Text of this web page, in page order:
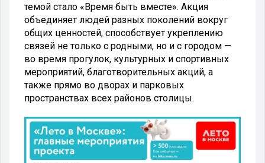
темой стало «Время быть вместе». Акция
объединяет людей разных поколений вокруг
общих ценностей, способствует укреплению
связей не только с родными, но и с городом —
во время прогулок, культурных и спортивных
мероприятий, благотворительных акций, а
также прямо во дворах и парковых
пространствах всех районов столицы.